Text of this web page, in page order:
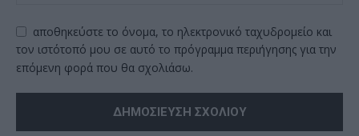
αποθηκεύστε το όνομα, το ηλεκτρονικό ταχυδρομείο και
τον ιστότοπό μου σε αυτό το πρόγραμμα περιήγησης για την
επόμενη φορά που θα σχολιάσω.